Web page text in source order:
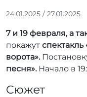
24.01.2025 / 27.01.2025
т
о
р
:
7 и 19 февраля, а
покажут
ворота».
песня». Начало в
Сюжет